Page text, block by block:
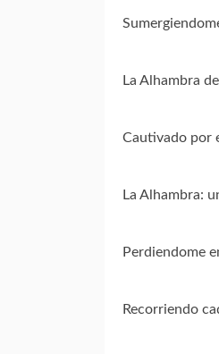
La Alhambra
Cautivado por
La Alhambra:
Perdiendome
Recorriendo